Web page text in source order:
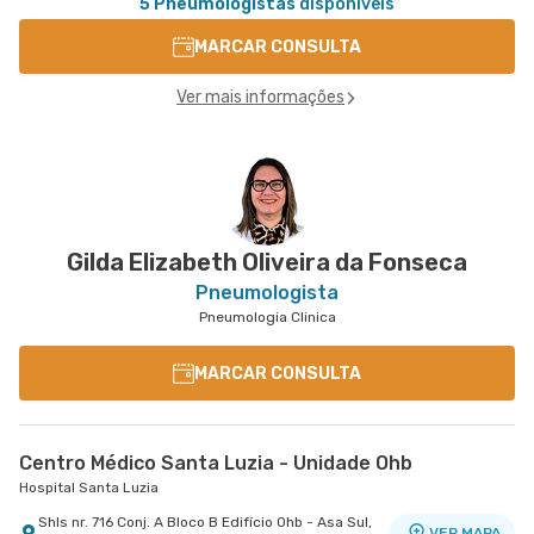
5 Pneumologistas disponíveis
MARCAR CONSULTA
Ver mais informações
Gilda Elizabeth Oliveira da Fonseca
Pneumologista
Pneumologia Clinica
MARCAR CONSULTA
Centro Médico Santa Luzia - Unidade Ohb
Hospital Santa Luzia
Shls nr. 716 Conj. A Bloco B Edifício Ohb - Asa Sul,